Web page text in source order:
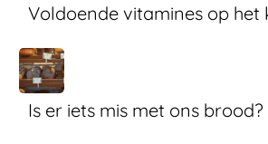
Voldoende vitamines op het
Is er iets mis met ons brood?